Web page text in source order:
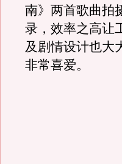
南》两首歌曲拍
录，效率之高让
及剧情设计也大
非常喜爱。